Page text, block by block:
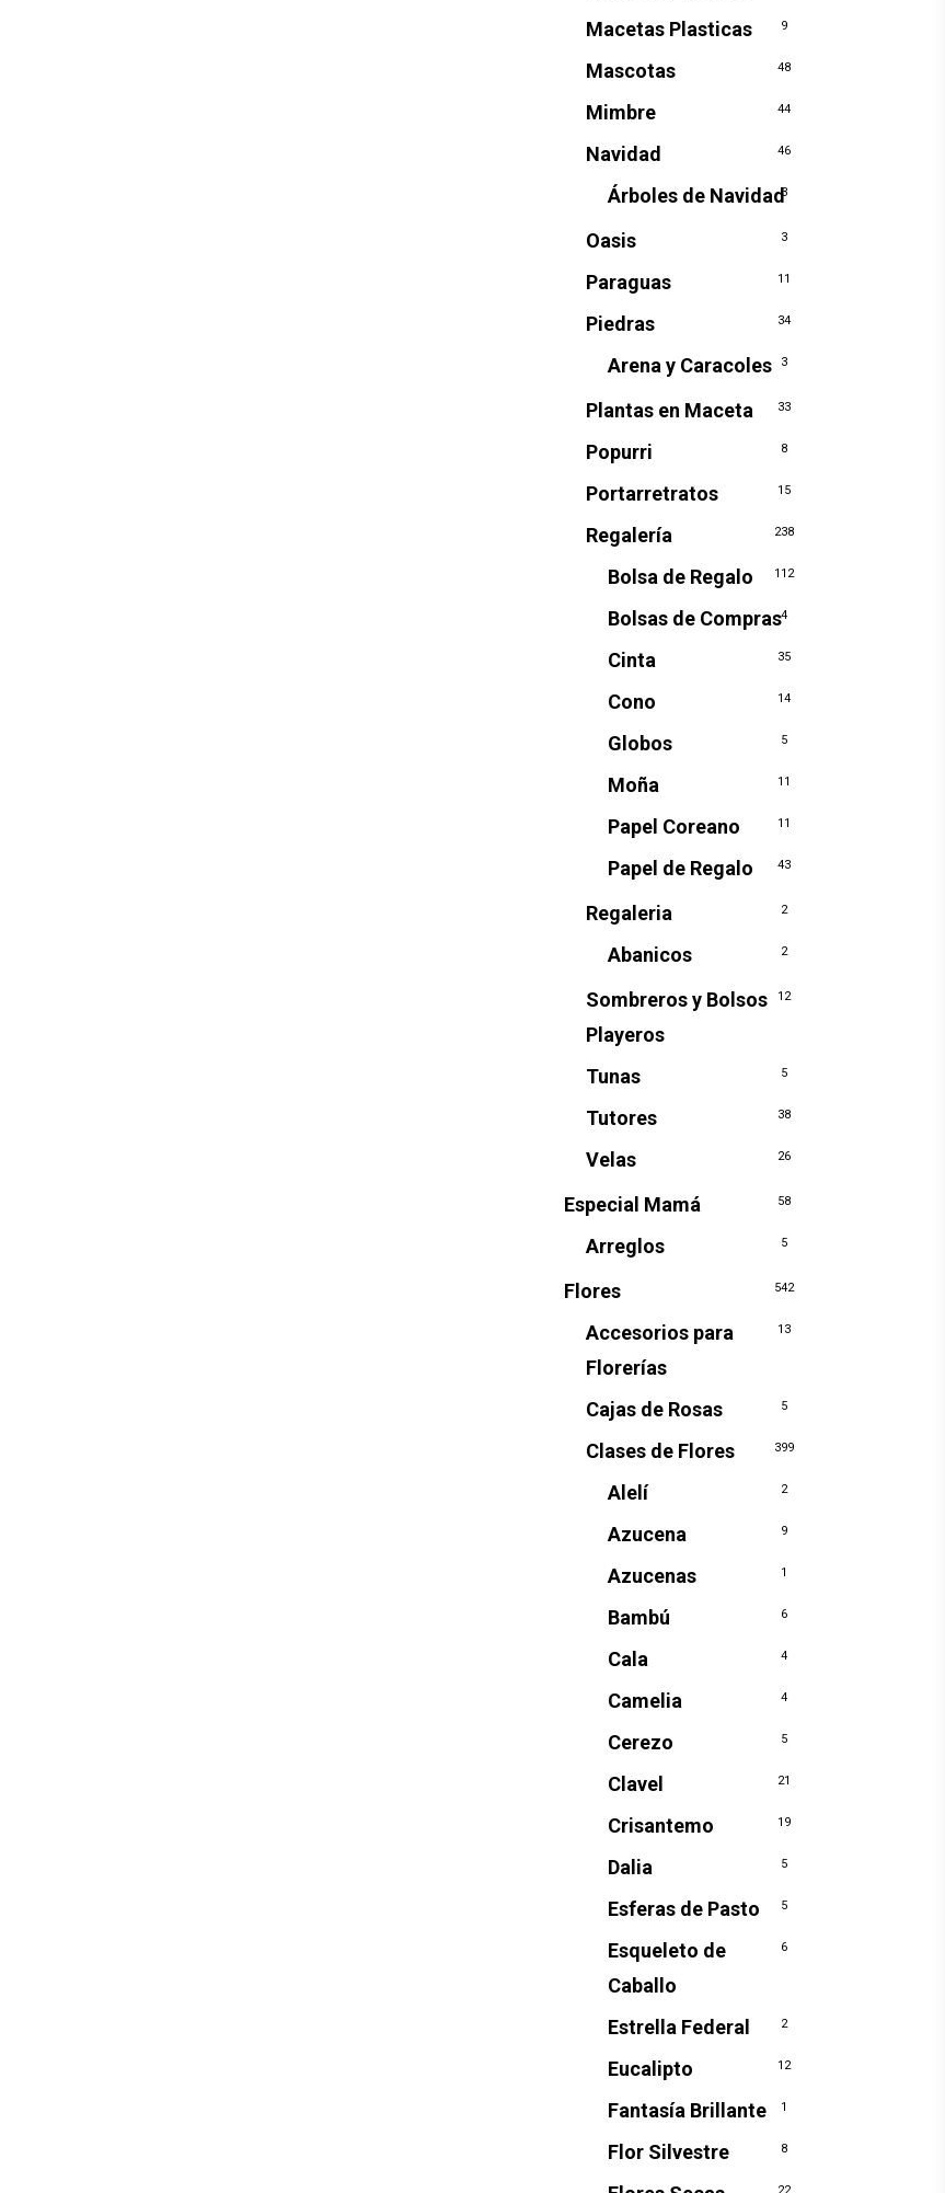
Macetas Plasticas 9
Mascotas 48
Mimbre 44
Navidad 46
Árboles de Navidad3
Oasis 3
Paraguas 11
Piedras 34
Arena y Caracoles 3
Plantas en Maceta 33
Popurri 8
Portarretratos 15
Regalería 238
Bolsa de Regalo 112
Bolsas de Compras4
Cinta 35
Cono 14
Globos 5
Moña 11
Papel Coreano 11
Papel de Regalo 43
Regaleria 2
Abanicos 2
Sombreros y Bolsos
Playeros
12
Tunas 5
Tutores 38
Velas 26
Especial Mamá 58
Arreglos 5
Flores 542
Accesorios para
Florerías
13
Cajas de Rosas 5
Clases de Flores 399
Alelí 2
Azucena 9
Azucenas 1
Bambú 6
Cala 4
Camelia 4
Cerezo 5
Clavel 21
Crisantemo 19
Dalia 5
Esferas de Pasto 5
Esqueleto de
Caballo
6
Estrella Federal 2
Eucalipto 12
Fantasía Brillante 1
Flor Silvestre 8